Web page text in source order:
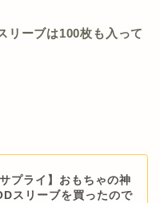
リーブは100枚も入って
サプライ】おもちゃの神
スリーブを買ったので